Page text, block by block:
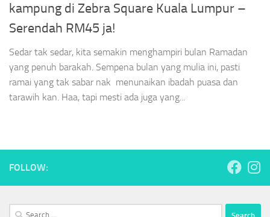
kampung di Zebra Square Kuala Lumpur –
Serendah RM45 ja!
Sedar tak sedar, kita semakin menghampiri bulan Ramadan
yang penuh barakah. Sempena bulan yang mulia ini, pasti
ramai yang tak sabar nak menunaikan ibadah puasa dan
tarawih kan. Haa, tapi mesti ada juga yang...
FOLLOW:
Search